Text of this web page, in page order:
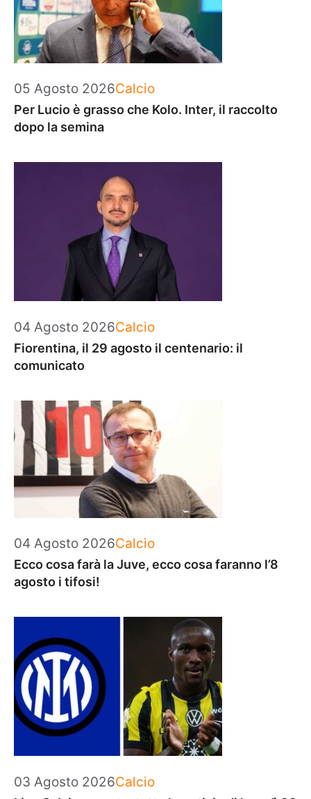
05 Agosto 2026Categorie
Calcio
Per Lucio è grasso che Kolo. Inter, il raccolto
dopo la semina
04 Agosto 2026Categorie
Calcio
Fiorentina, il 29 agosto il centenario: il
comunicato
04 Agosto 2026Categorie
Calcio
Ecco cosa farà la Juve, ecco cosa faranno l’8
agosto i tifosi!
03 Agosto 2026Categorie
Calcio